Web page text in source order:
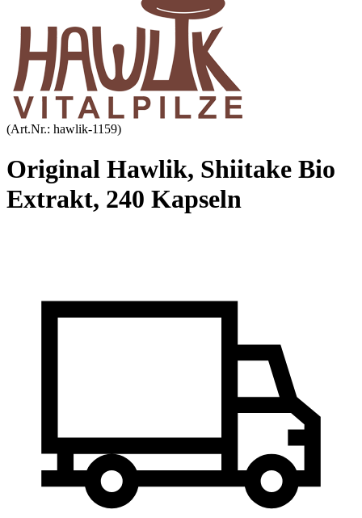
(Art.Nr.: hawlik-1159)
Original Hawlik, Shiitake Bio
Extrakt, 240 Kapseln